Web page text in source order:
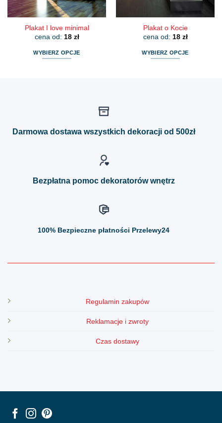
produktu
Plakat I love minimal
cena od: 18 zł
WYBIERZ OPCJE
Plakat o Kocie
cena od: 18 zł
WYBIERZ OPCJE
Darmowa dostawa wszystkich dekoracji od 500zł
Bezpłatna pomoc dekoratorów wnętrz
100% Bezpieczne płatności Przelewy24
Regulamin zakupów
Reklamacje i zwroty
Czas dostawy